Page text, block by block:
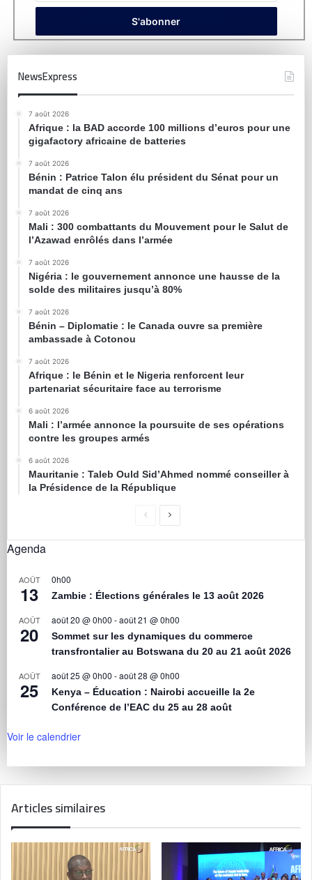
NewsExpress
7 août 2026
Afrique : la BAD accorde 100 millions d’euros pour une
gigafactory africaine de batteries
7 août 2026
Bénin : Patrice Talon élu président du Sénat pour un
mandat de cinq ans
7 août 2026
Mali : 300 combattants du Mouvement pour le Salut de
l’Azawad enrôlés dans l’armée
7 août 2026
Nigéria : le gouvernement annonce une hausse de la
solde des militaires jusqu’à 80%
7 août 2026
Bénin – Diplomatie : le Canada ouvre sa première
ambassade à Cotonou
7 août 2026
Afrique : le Bénin et le Nigeria renforcent leur
partenariat sécuritaire face au terrorisme
6 août 2026
Mali : l’armée annonce la poursuite de ses opérations
contre les groupes armés
6 août 2026
Mauritanie : Taleb Ould Sid’Ahmed nommé conseiller à
la Présidence de la République
Agenda
AOÛT
13
0h00
Zambie : Élections générales le 13 août 2026
AOÛT
20
août 20 @ 0h00 -août 21 @ 0h00
Sommet sur les dynamiques du commerce
transfrontalier au Botswana du 20 au 21 août 2026
AOÛT
25
août 25 @ 0h00 -août 28 @ 0h00
Kenya – Éducation : Nairobi accueille la 2e
Conférence de l’EAC du 25 au 28 août
Voir le calendrier
Articles similaires